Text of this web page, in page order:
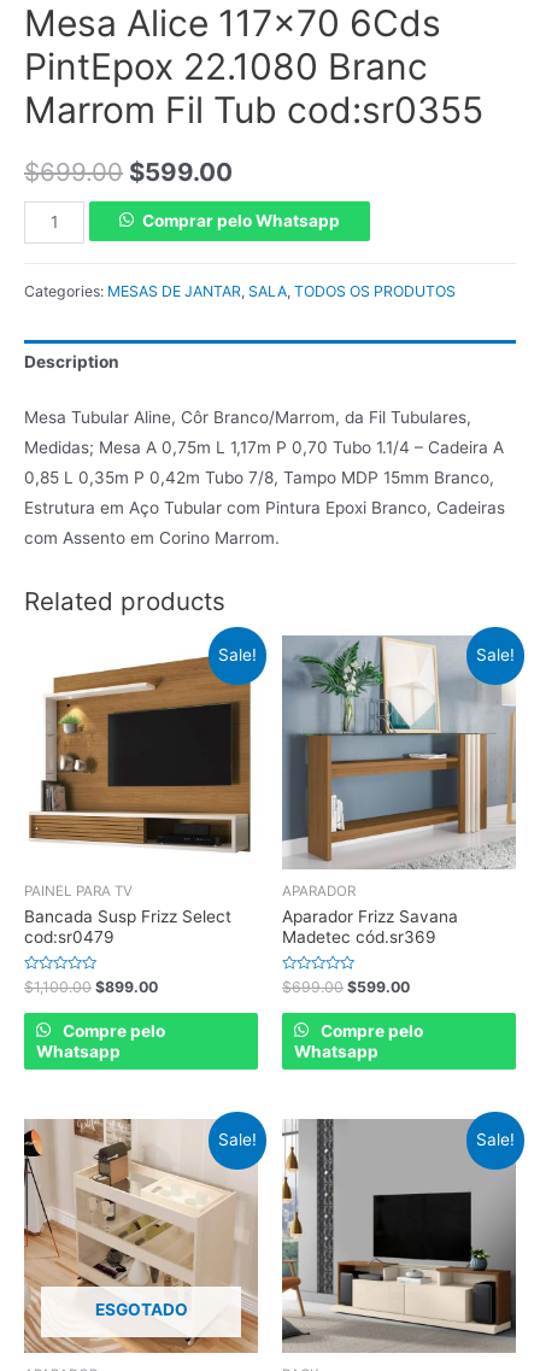
Mesa Alice 117×70 6Cds
PintEpox 22.1080 Branc
Marrom Fil Tub cod:sr0355
$699.00 $599.00
Comprar pelo Whatsapp
Categories: MESAS DE JANTAR, SALA, TODOS OS PRODUTOS
Description
Mesa Tubular Aline, Côr Branco/Marrom, da Fil Tubulares,
Medidas; Mesa A 0,75m L 1,17m P 0,70 Tubo 1.1/4 – Cadeira A
0,85 L 0,35m P 0,42m Tubo 7/8, Tampo MDP 15mm Branco,
Estrutura em Aço Tubular com Pintura Epoxi Branco, Cadeiras
com Assento em Corino Marrom.
Related products
Sale!
PAINEL PARA TV
Bancada Susp Frizz Select
cod:sr0479
Rated
0
out
$1,100.00 $899.00
Compre pelo
Whatsapp
Sale!
APARADOR
Aparador Frizz Savana
Madetec cód.sr369
Rated
0
out
$699.00 $599.00
Compre pelo
Whatsapp
Sale!
ESGOTADO
Sale!